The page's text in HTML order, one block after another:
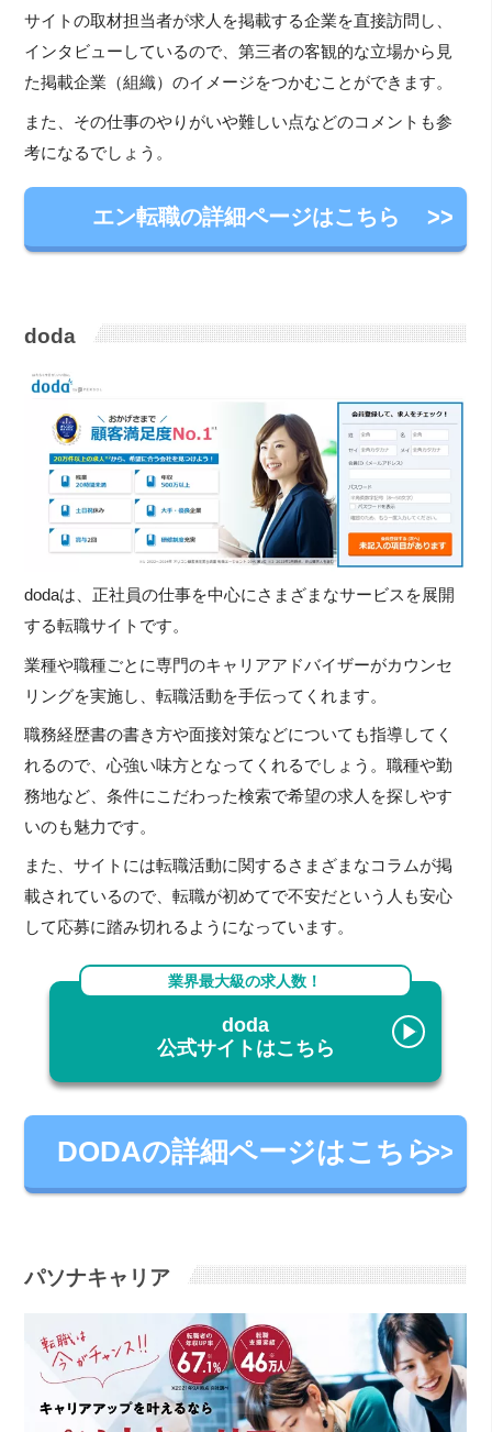
サイトの取材担当者が求人を掲載する企業を直接訪問し、
インタビューしているので、第三者の客観的な立場から見
た掲載企業（組織）のイメージをつかむことができます。
また、その仕事のやりがいや難しい点などのコメントも参
考になるでしょう。
エン転職の詳細ページはこちら
doda
dodaは、正社員の仕事を中心にさまざまなサービスを展開
する転職サイトです。
業種や職種ごとに専門のキャリアアドバイザーがカウンセ
リングを実施し、転職活動を手伝ってくれます。
職務経歴書の書き方や面接対策などについても指導してく
れるので、心強い味方となってくれるでしょう。職種や勤
務地など、条件にこだわった検索で希望の求人を探しやす
いのも魅力です。
また、サイトには転職活動に関するさまざまなコラムが掲
載されているので、転職が初めてで不安だという人も安心
して応募に踏み切れるようになっています。
業界最大級の求人数！
doda
公式サイトはこちら
DODAの詳細ページはこちら
パソナキャリア